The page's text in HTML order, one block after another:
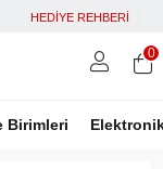
HEDİYE REHBERİ
Birimleri
0